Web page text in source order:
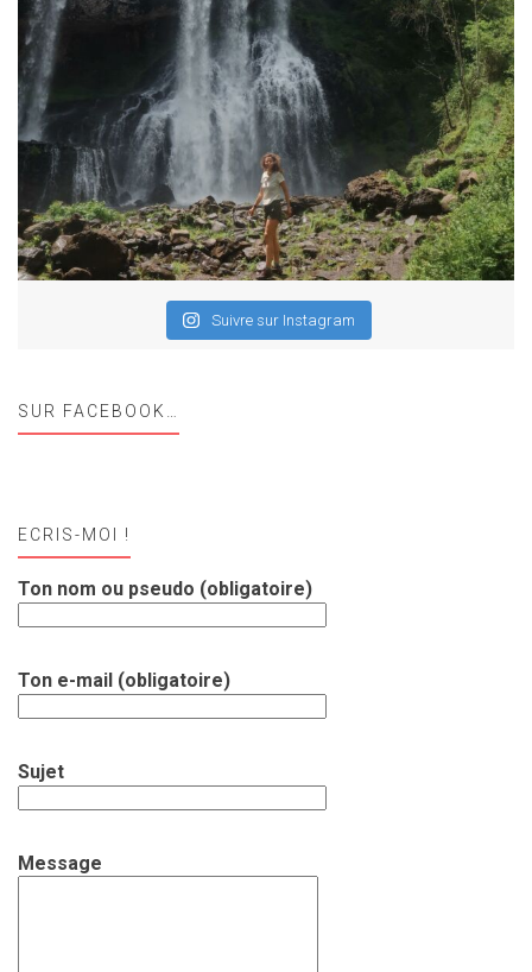
Suivre sur Instagram
SUR FACEBOOK…
ECRIS-MOI !
Ton nom ou pseudo (obligatoire)
Ton e-mail (obligatoire)
Sujet
Message